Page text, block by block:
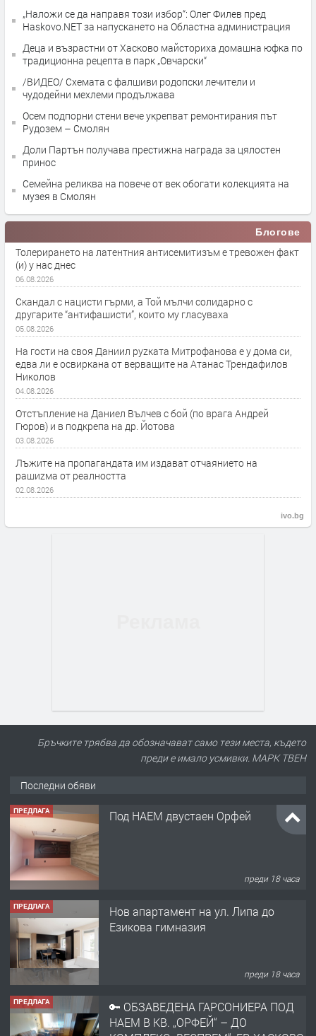
„Наложи се да направя този избор“: Олег Филев пред
Haskovo.NET за напускането на Областна администрация
Деца и възрастни от Хасково майсториха домашна юфка по
традиционна рецепта в парк „Овчарски“
/ВИДЕО/ Схемата с фалшиви родопски лечители и
чудодейни мехлеми продължава
Осем подпорни стени вече укрепват ремонтирания път
Рудозем – Смолян
Доли Партън получава престижна награда за цялостен
принос
Семейна реликва на повече от век обогати колекцията на
музея в Смолян
Блогове
Толерирането на латентния антисемитизъм е тревожен факт
(и) у нас днес
06.08.2026
Скандал с нацисти гърми, а Той мълчи солидарно с
другарите “антифашисти”, които му гласуваха
05.08.2026
На гости на своя Даниил руzката Митрофанова е у дома си,
едва ли е освиркана от верващите на Атанас Трендафилов
Николов
04.08.2026
Отстъпление на Даниел Вълчев с бой (по врага Андрей
Гюров) и в подкрепа на др. Йотова
03.08.2026
Лъжите на пропагандата им издават отчаянието на
рашиzма от реалността
02.08.2026
ivo.bg
Бръчките трябва да обозначават само тези места, където
преди е имало усмивки. МАРК ТВЕН
Последни обяви
ПРЕДЛАГА Под НАЕМ двустаен Орфей
преди 18 часа
ПРЕДЛАГА
Нов апартамент на ул. Липа до
Езикова гимназия
преди 18 часа
ПРЕДЛАГА
🔑 ОБЗАВЕДЕНА ГАРСОНИЕРА ПОД
НАЕМ В КВ. „ОРФЕЙ“ – ДО